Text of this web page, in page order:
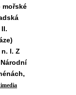
mořské
l. Z